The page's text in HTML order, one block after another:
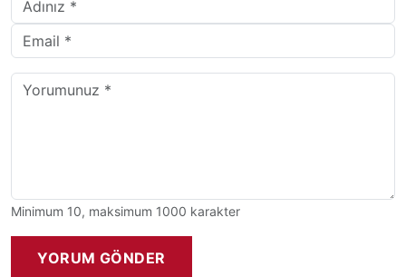
Minimum 10, maksimum 1000 karakter
YORUM GÖNDER